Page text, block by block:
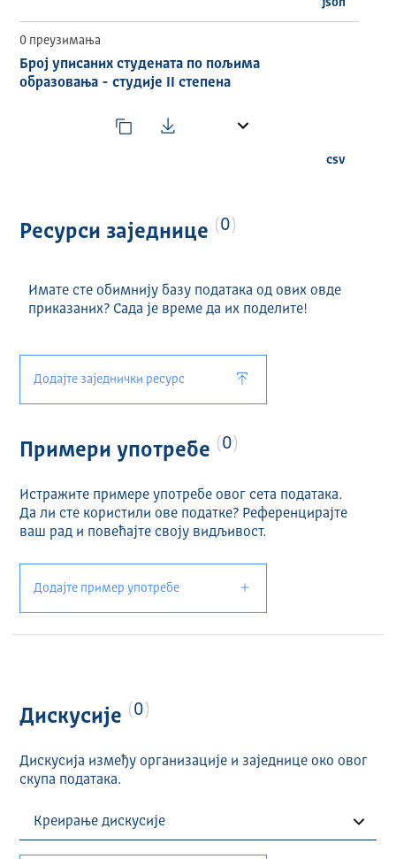
json
0 преузимања
Број уписаних студената по пољима
образовања - студије II степена
csv
Ресурси заједнице 0
Имате сте обимнију базу података од ових овде
приказаних? Сада је време да их поделите!
Додајте заједнички ресурс
Примери употребе 0
Истражите примере употребе овог сета података.
Да ли сте користили ове податке? Референцирајте
ваш рад и повећајте своју видљивост.
Додајте пример употребе
Дискусије 0
Дискусија између организације и заједнице око овог
скупа података.